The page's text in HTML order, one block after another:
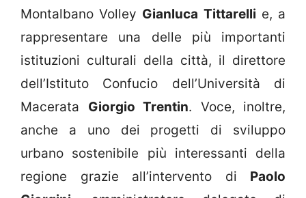
Montalbano Volley Gianluca Tittarelli e, a
rappresentare una delle più importanti
istituzioni culturali della città, il direttore
dell’Istituto Confucio dell’Università di
Macerata Giorgio Trentin. Voce, inoltre,
anche a uno dei progetti di sviluppo
urbano sostenibile più interessanti della
regione grazie all’intervento di Paolo